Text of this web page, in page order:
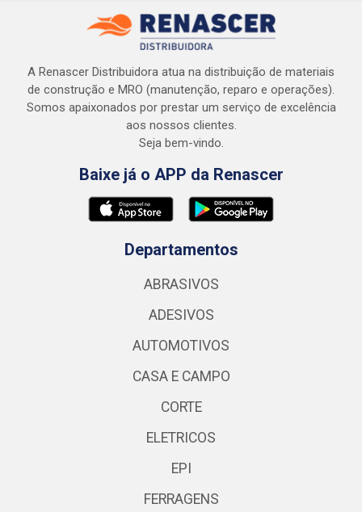
A Renascer Distribuidora atua na distribuição de materiais
de construção e MRO (manutenção, reparo e operações).
Somos apaixonados por prestar um serviço de excelência
aos nossos clientes.
Seja bem-vindo.
Baixe já o APP da Renascer
Departamentos
ABRASIVOS
ADESIVOS
AUTOMOTIVOS
CASA E CAMPO
CORTE
ELETRICOS
EPI
FERRAGENS